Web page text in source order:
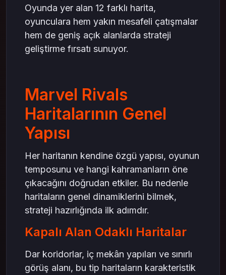
Oyunda yer alan 12 farklı harita,
oyunculara hem yakın mesafeli çatışmalar
hem de geniş açık alanlarda strateji
geliştirme fırsatı sunuyor.
Marvel Rivals
Haritalarının Genel
Yapısı
Her haritanın kendine özgü yapısı, oyunun
temposunu ve hangi kahramanların öne
çıkacağını doğrudan etkiler. Bu nedenle
haritaların genel dinamiklerini bilmek,
strateji hazırlığında ilk adımdır.
Kapalı Alan Odaklı Haritalar
Dar koridorlar, iç mekân yapıları ve sınırlı
görüş alanı, bu tip haritaların karakteristik